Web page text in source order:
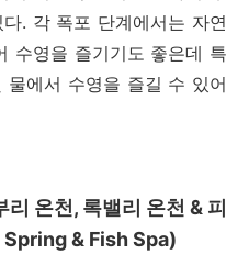
. 각 폭포 단계에서는 자연
수영을 즐기기도 좋은데 특
에서 수영을 즐길 수 있어
온천, 록밸리 온천 & 피
& Fish Spa)